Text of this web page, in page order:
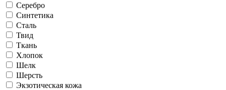
Серебро
Синтетика
Сталь
Твид
Ткань
Хлопок
Шелк
Шерсть
Экзотическая кожа